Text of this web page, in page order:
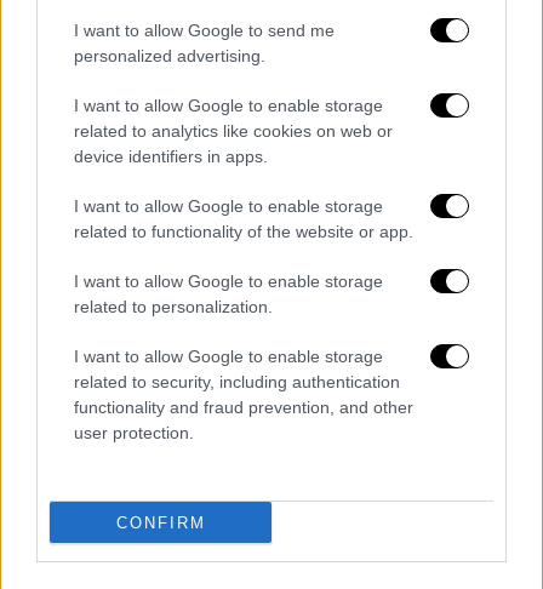
I want to allow Google to send me
personalized advertising.
I want to allow Google to enable storage
related to analytics like cookies on web or
device identifiers in apps.
I want to allow Google to enable storage
related to functionality of the website or app.
I want to allow Google to enable storage
related to personalization.
I want to allow Google to enable storage
related to security, including authentication
functionality and fraud prevention, and other
user protection.
CONFIRM
Από τηΔΥΠΑθα καταβληθούν:
15.000.000 ευρώ σε 25.000 δικαιούχους
για επιδόματα ανεργίας και λοιπά
12.000.000 ευρώ σε 17.000 μητέρες για
επιδοτούμενη άδεια μητρότητας,
18.000.000 ευρώ σε 17.000 δικαιούχους
στο πλαίσιο επιδοτούμενων
400.000 ευρώ σε 60 δικαιούχους φορείς
για την πληρωμή εισφορών
προγραμμάτων κοινωφελούς χαρακτήρα.
Τα σχολιά σας δημοσιεύονται άμεσα με δική σας ευθύνη. Το